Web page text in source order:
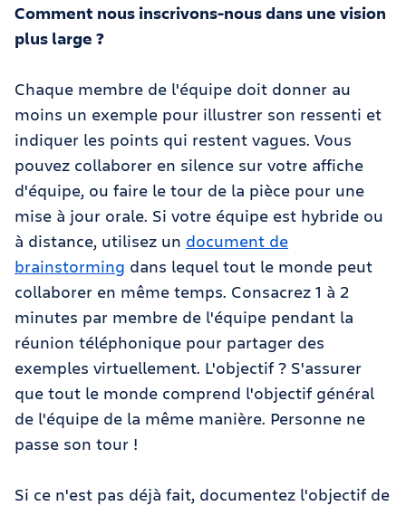
Comment nous inscrivons-nous dans une vision
plus large ?
Chaque membre de l'équipe doit donner au
moins un exemple pour illustrer son ressenti et
indiquer les points qui restent vagues. Vous
pouvez collaborer en silence sur votre affiche
d'équipe, ou faire le tour de la pièce pour une
mise à jour orale. Si votre équipe est hybride ou
à distance, utilisez un document de
brainstorming dans lequel tout le monde peut
collaborer en même temps. Consacrez 1 à 2
minutes par membre de l'équipe pendant la
réunion téléphonique pour partager des
exemples virtuellement. L'objectif ? S'assurer
que tout le monde comprend l'objectif général
de l'équipe de la même manière. Personne ne
passe son tour !
Si ce n'est pas déjà fait, documentez l'objectif de